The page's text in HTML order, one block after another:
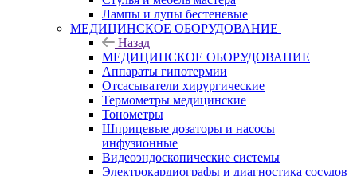
Лампы и лупы бестеневые
МЕДИЦИНСКОЕ ОБОРУДОВАНИЕ
Назад
МЕДИЦИНСКОЕ ОБОРУДОВАНИЕ
Аппараты гипотермии
Отсасыватели хирургические
Термометры медицинские
Тонометры
Шприцевые дозаторы и насосы
инфузионные
Видеоэндоскопические системы
Электрокардиографы и диагностика сосудов